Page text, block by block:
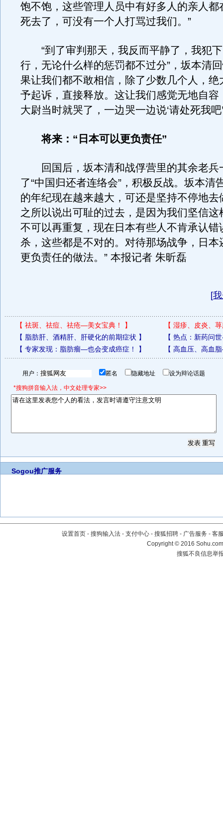
饱不饱，这些管理人员中有好多人的亲人都
死去了，可没有一个人打骂过我们。”
“到了审判那天，我反而平静了，我犯下
行，无论什么样的惩罚都不过分”，坂本清
果让我们都不敢相信，除了少数几个人，绝
予起诉，直接释放。这让我们感觉无地自容
大尉当时就哭了，一边哭一边说‘请处死我吧
将来：“日本可以更负责任”
回国后，坂本清和战俘营里的其余老兵
了“中国归还者连络会”，积极反战。坂本清
的年纪现在越来越大，可还是坚持不停地去
之所以说出可耻的过去，是因为我们坚信这
不可以再重复，现在日本有些人不肯承认错
杀，这些都是不对的。对待那场战争，日本
更负责任的做法。” 本报记者 朱昕磊
[
【 祛斑、祛痘、祛疮—美女宝典！ 】 【 湿疹、皮炎、
【 脂肪肝、酒精肝、肝硬化的前期症状 】 【 热点：新药问
【 专家发现：脂肪瘤—也会变成癌症！ 】 【 高血压、高血
用户： 匿名 隐藏地址 设为辩论话题
*搜狗拼音输入法，中文处理专家>>
Sogou推广服务
设置首页 - 搜狗输入法 - 支付中心 - 搜狐招聘 - 广告服务 - 客
Copyright©2016
搜狐不良信息举